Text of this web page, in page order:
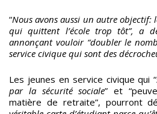
“Nous avons aussi un autre objectif:
qui quittent l’école trop tôt”, a
annonçant vouloir “doubler le
service civique qui sont des
Les jeunes en service civique qui “
par la sécurité sociale” et
matière de retraite”, pourront